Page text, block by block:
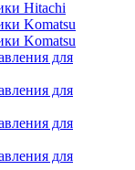
Hitachi
Komatsu
Komatsu
для
для
для
для